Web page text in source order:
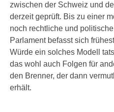
zwischen der Schweiz und
derzeit geprüft. Bis zu einer
noch rechtliche und
Parlament befasst sich
Würde ein solches Modell
das wohl auch Folgen für
den Brenner, der dann
erhält.